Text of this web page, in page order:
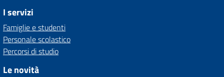
I servizi
Famiglie e studenti
Personale scolastico
Percorsi di studio
Le novità